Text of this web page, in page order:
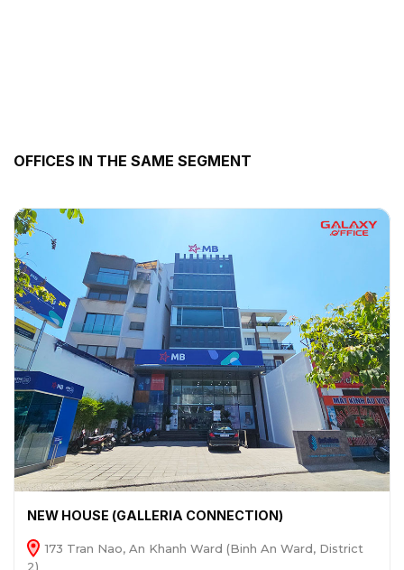
OFFICES IN THE SAME SEGMENT
NEW HOUSE (GALLERIA CONNECTION)
173 Tran Nao, An Khanh Ward (Binh An Ward, District
2)